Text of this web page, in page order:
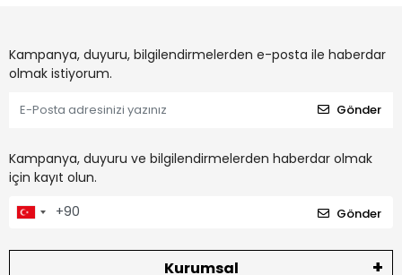
Kampanya, duyuru, bilgilendirmelerden e-posta ile haberdar
olmak istiyorum.
Gönder
Kampanya, duyuru ve bilgilendirmelerden haberdar olmak
için kayıt olun.
Gönder
Kurumsal